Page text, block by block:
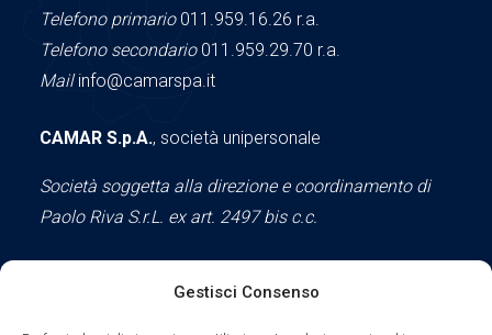
Gestisci Consenso
Telefono primario011.959.16.26 r.a.
Telefono secondario011.959.29.70 r.a.
Mailinfo@camarspa.it
CAMAR S.p.A., società unipersonale
Società soggetta alla direzione e coordinamento di
Paolo Riva S.r.L. ex art. 2497 bis c.c.